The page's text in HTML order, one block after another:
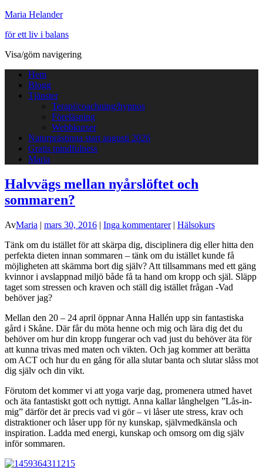
Maria Helander
för ett liv i balans
Visa/göm navigering
Hem
Blogg
Tjänster
Terapi/coachning/hypnos
Föreläsning
Webbkurser
Naturprästinna start augusti 2026
Gratis mindfulness
Maria
Halvvägs mellan nyårslöftet och
sommaren?
AvMaria | mars 30, 2016 | Inga kommentarer| Hälsokurs
Tänk om du istället för att skärpa dig, disciplinera dig eller hitta den
perfekta dieten innan sommaren – tänk om du istället kunde få
möjligheten att skämma bort dig själv? Att tillsammans med ett gäng
kvinnor i avslappnad miljö både få ta hand om kropp och själ. Släpp
taget som stressen och kraven och ställ dig istället frågan -Vad
behöver jag?
Mellan den 20 – 24 april öppnar Anna Hallén upp sin fantastiska
gård i Skåne. Där får du möta henne och mig och lära dig det du
behöver om hur din kropp fungerar och vad just du behöver äta för
att kunna trivas med maten och vikten. Och jag kommer att berätta
om ACT och hur du en gång för alla slutar banta och slutar slåss mot
dig själv och din vikt.
Förutom det kommer vi att yoga varje dag, promenera utmed havet
och äta fantastiskt gott och nyttigt. Anna kallar långhelgen ”Lås-in-
mig” därför det är precis vad vi gör – vi låser ute stress, krav och
distraktioner och låser upp för ny kunskap, självmedkänsla och
inspiration. Ladda med energi, kunskap och omsorg om dig själv
inför sommaren.